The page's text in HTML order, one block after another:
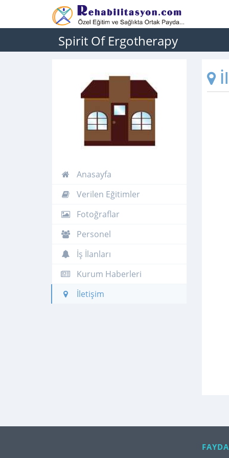
Spirit Of Ergotherapy
Anasayfa
Verilen Eğitimler
Fotoğraflar
Personel
İş İlanları
Kurum Haberleri
İletişim